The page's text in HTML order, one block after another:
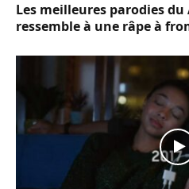
Les meilleures parodies du
ressemble à une râpe à